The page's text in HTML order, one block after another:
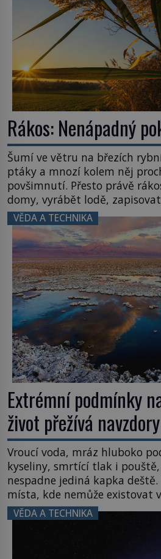
Rákos: Nenápadný
Šumí ve větru na březích
ptáky a mnozí kolem něj
povšimnutí. Přesto právě
domy, vyrábět lodě,
inspiroval řadu pověstí. Tato
užitečná rostlina provází
Většina lidí vnímá rákos jen
letního koupání. Stačí se
VĚDA A TECHNIKA
Extrémní podmínky
život přežívá
Vroucí voda, mráz hluboko
kyseliny, smrtící tlak i pouště,
nespadne jediná kapka
místa, kde nemůže existovat
právě tady vědci objevují
posouvají hranice života.
napovídá, kde bychom jednou
VĚDA A TECHNIKA